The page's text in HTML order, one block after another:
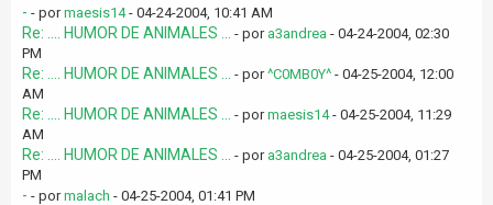
- - pormaesis14- 04-24-2004, 10:41 AM
Re: .... HUMOR DE ANIMALES ... - por a3andrea - 04-24-2004, 02:30
PM
Re: .... HUMOR DE ANIMALES ... - por^C0MB0Y^ - 04-25-2004, 12:00
AM
Re: .... HUMOR DE ANIMALES ... - pormaesis14- 04-25-2004, 11:29
AM
Re: .... HUMOR DE ANIMALES ... - por a3andrea - 04-25-2004, 01:27
PM
- - pormalach - 04-25-2004, 01:41 PM